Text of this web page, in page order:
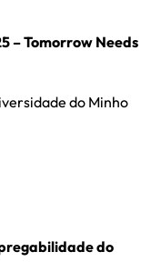
– Tomorrow Needs
do Minho
do